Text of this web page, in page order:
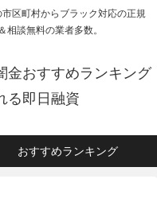
区町村からブラック対応の正規
相談無料の業者多数。
金おすすめランキング
る即日融資
おすすめランキング